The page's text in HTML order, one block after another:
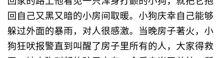
回自己又黑又暗的小房间取暖。小狗庆幸自己能够
躲过外面的暴雨，对人很感激。当晚房子著火，小
狗狂吠报警直到叫醒了房子里所有的人，大家得救